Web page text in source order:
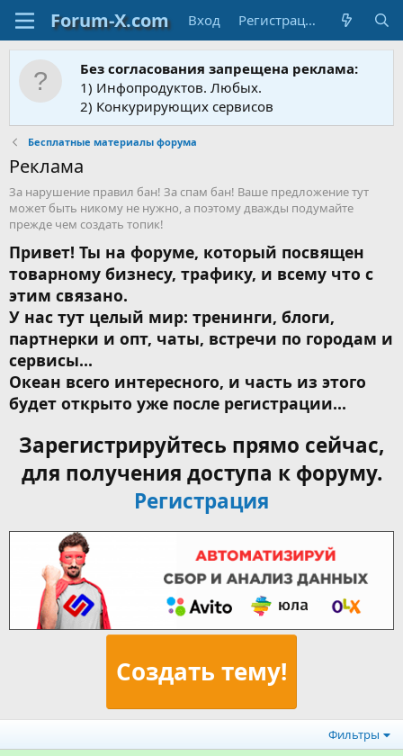
Вход Регистрация
Без согласования запрещена реклама:
1) Инфопродуктов. Любых.
2) Конкурирующих сервисов
Бесплатные материалы форума
Реклама
За нарушение правил бан! За спам бан! Ваше предложение тут
может быть никому не нужно, а поэтому дважды подумайте
прежде чем создать топик!
Привет! Ты на форуме, который посвящен
товарному бизнесу, трафику, и всему что с
этим связано.
У нас тут целый мир: тренинги, блоги,
партнерки и опт, чаты, встречи по городам и
сервисы...
Океан всего интересного, и часть из этого
будет открыто уже после регистрации...
Зарегистрируйтесь прямо сейчас,
для получения доступа к форуму.
Регистрация
Создать тему!
Фильтры